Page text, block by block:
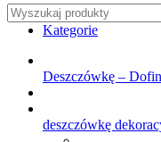
Kategorie
Deszczówkę –
deszczówkę